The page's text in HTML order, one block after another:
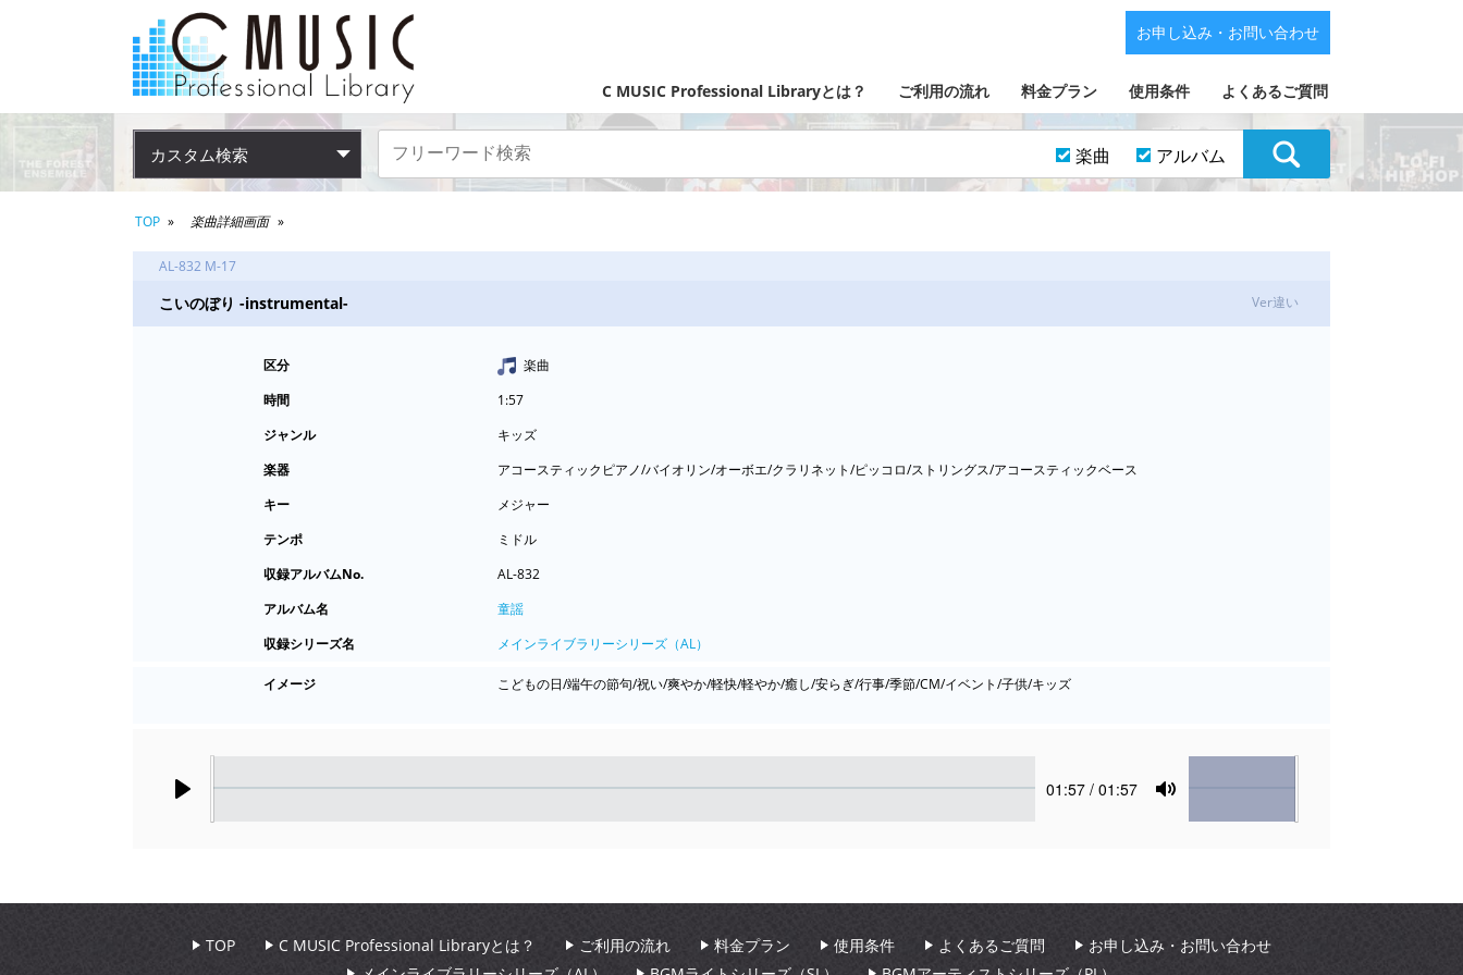
C MUSIC Professional Libraryとは？ ご利用の流れ 料金プラン 使用条件 よくあるご質問
お申し込み・お問い合わせ
カスタム検索 楽曲 アルバム
TOP 楽曲詳細画面
AL-832 M-17
こいのぼり -instrumental- Ver違い
区分
楽曲
時間
1:57
ジャンル
キッズ
楽器
アコースティックピアノ/バイオリン/オーボエ/クラリネット/ピッコロ/ストリングス/アコースティックベース
キー
メジャー
テンポ
ミドル
収録アルバムNo.
AL-832
アルバム名
童謡
収録シリーズ名
メインライブラリーシリーズ（AL）
イメージ こどもの日/端午の節句/祝い/爽やか/軽快/軽やか/癒し/安らぎ/行事/季節/CM/イベント/子供/キッズ
Current
01:57 / 01:57
Mute
Volume
TOP C MUSIC Professional Libraryとは？ ご利用の流れ 料金プラン 使用条件 よくあるご質問
お申し込み・お問い合わせ